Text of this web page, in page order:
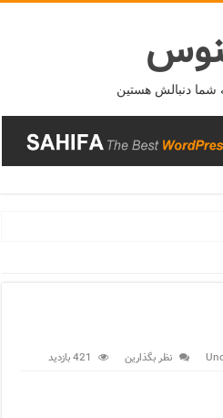
دنبالش هستین
نظر بگذارین 421 بازدید